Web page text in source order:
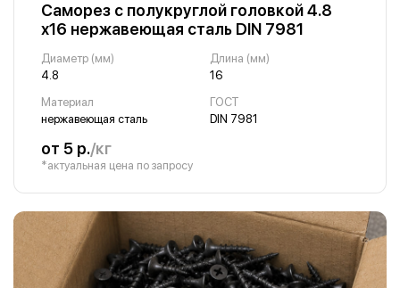
Саморез с полукруглой головкой 4.8
х16 нержавеющая сталь DIN 7981
Диаметр (мм)
4.8
Длина (мм)
16
Материал
нержавеющая сталь
ГОСТ
DIN 7981
от 5 р./кг
*актуальная цена по запросу